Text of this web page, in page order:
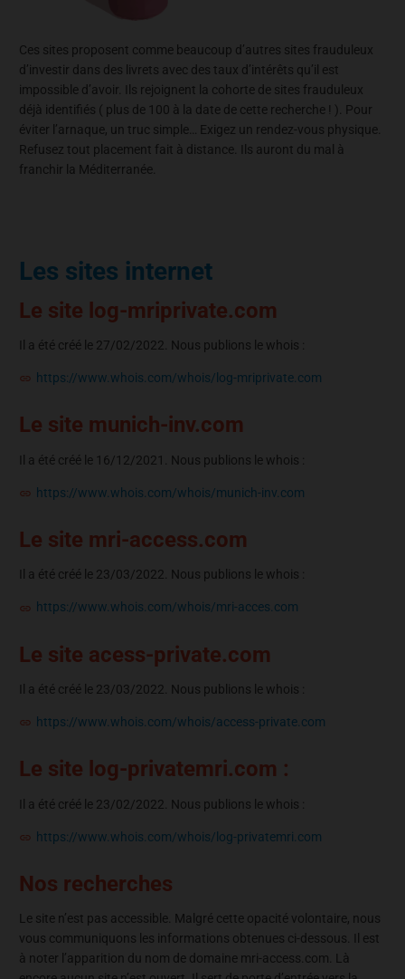
Ces sites proposent comme beaucoup d’autres sites frauduleux
d’investir dans des livrets avec des taux d’intérêts qu’il est
impossible d’avoir. Ils rejoignent la cohorte de sites frauduleux
déjà identifiés ( plus de 100 à la date de cette recherche ! ). Pour
éviter l’arnaque, un truc simple… Exigez un rendez-vous physique.
Refusez tout placement fait à distance. Ils auront du mal à
franchir la Méditerranée.
Les sites internet
Le site log-mriprivate.com
Il a été créé le 27/02/2022. Nous publions le whois :
https://www.whois.com/whois/log-mriprivate.com
Le site munich-inv.com
Il a été créé le 16/12/2021. Nous publions le whois :
https://www.whois.com/whois/munich-inv.com
Le site mri-access.com
Il a été créé le 23/03/2022. Nous publions le whois :
https://www.whois.com/whois/mri-acces.com
Le site acess-private.com
Il a été créé le 23/03/2022. Nous publions le whois :
https://www.whois.com/whois/access-private.com
Le site log-privatemri.com :
Il a été créé le 23/02/2022. Nous publions le whois :
https://www.whois.com/whois/log-privatemri.com
Nos recherches
Le site n’est pas accessible. Malgré cette opacité volontaire, nous
vous communiquons les informations obtenues ci-dessous. Il est
à noter l’apparition du nom de domaine mri-access.com. Là